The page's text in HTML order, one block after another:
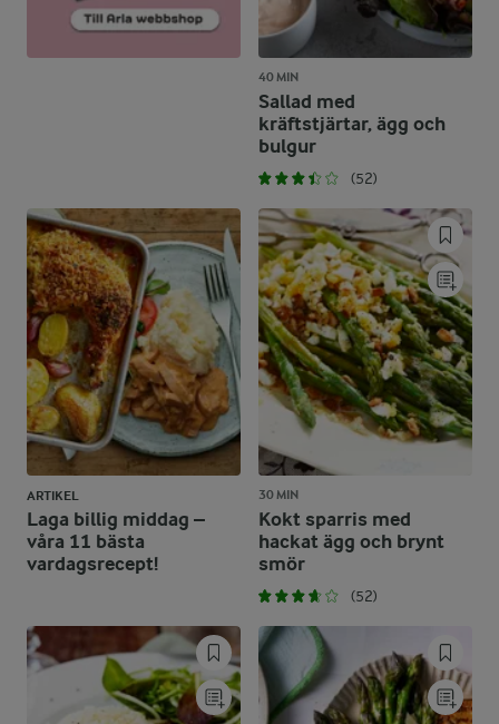
40 MIN
Sallad med
kräftstjärtar, ägg och
bulgur
(52)
ARTIKEL
Laga billig middag –
våra 11 bästa
vardagsrecept!
30 MIN
Kokt sparris med
hackat ägg och brynt
smör
(52)